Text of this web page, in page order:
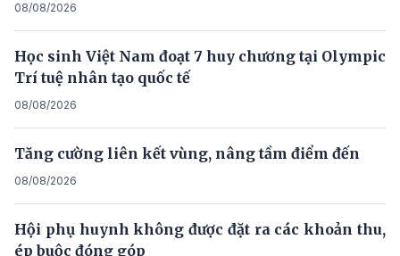
08/08/2026
Học sinh Việt Nam đoạt 7 huy chương tại Olympic
Trí tuệ nhân tạo quốc tế
08/08/2026
Tăng cường liên kết vùng, nâng tầm điểm đến
08/08/2026
Hội phụ huynh không được đặt ra các khoản thu,
ép buộc đóng góp